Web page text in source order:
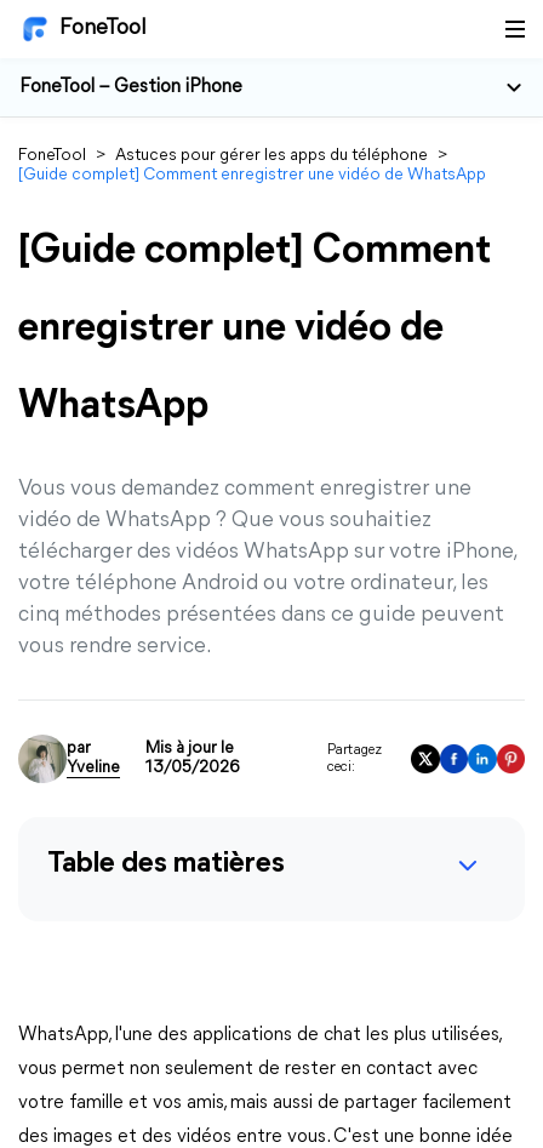
FoneTool
FoneTool – Gestion iPhone
FoneTool > Astuces pour gérer les apps du téléphone
>
[Guide complet] Comment enregistrer une vidéo de WhatsApp
[Guide complet] Comment
enregistrer une vidéo de
WhatsApp
Vous vous demandez comment enregistrer une
vidéo de WhatsApp ? Que vous souhaitiez
télécharger des vidéos WhatsApp sur votre iPhone,
votre téléphone Android ou votre ordinateur, les
cinq méthodes présentées dans ce guide peuvent
vous rendre service.
par
Yveline
Mis à jour le
13/05/2026
Partagez
ceci:
Table des matières
WhatsApp, l'une des applications de chat les plus utilisées,
vous permet non seulement de rester en contact avec
votre famille et vos amis, mais aussi de partager facilement
des images et des vidéos entre vous. C'est une bonne idée